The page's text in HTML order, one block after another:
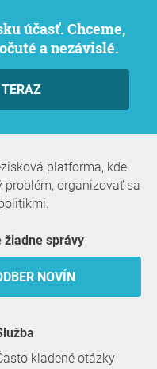
a nezávislé.
platforma, kde
organizovať sa
žiadne správy
NOVÍN
služba
kladené otázky